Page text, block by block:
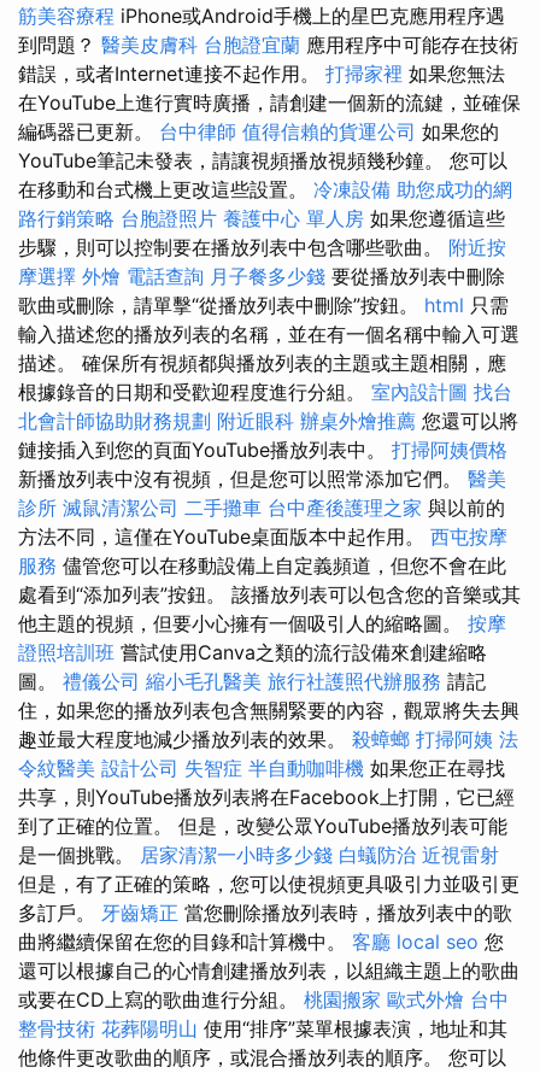
筋美容療程 iPhone或Android手機上的星巴克應用程序遇
到問題？ 醫美皮膚科 台胞證宜蘭 應用程序中可能存在技術
錯誤，或者Internet連接不起作用。 打掃家裡 如果您無法
在YouTube上進行實時廣播，請創建一個新的流鍵，並確保
編碼器已更新。 台中律師 值得信賴的貨運公司 如果您的
YouTube筆記未發表，請讓視頻播放視頻幾秒鐘。 您可以
在移動和台式機上更改這些設置。 冷凍設備 助您成功的網
路行銷策略 台胞證照片 養護中心 單人房 如果您遵循這些
步驟，則可以控制要在播放列表中包含哪些歌曲。 附近按
摩選擇 外燴 電話查詢 月子餐多少錢 要從播放列表中刪除
歌曲或刪除，請單擊“從播放列表中刪除”按鈕。 html 只需
輸入描述您的播放列表的名稱，並在有一個名稱中輸入可選
描述。 確保所有視頻都與播放列表的主題或主題相關，應
根據錄音的日期和受歡迎程度進行分組。 室內設計圖 找台
北會計師協助財務規劃 附近眼科 辦桌外燴推薦 您還可以將
鏈接插入到您的頁面YouTube播放列表中。 打掃阿姨價格
新播放列表中沒有視頻，但是您可以照常添加它們。 醫美
診所 滅鼠清潔公司 二手攤車 台中產後護理之家 與以前的
方法不同，這僅在YouTube桌面版本中起作用。 西屯按摩
服務 儘管您可以在移動設備上自定義頻道，但您不會在此
處看到“添加列表”按鈕。 該播放列表可以包含您的音樂或其
他主題的視頻，但要小心擁有一個吸引人的縮略圖。 按摩
證照培訓班 嘗試使用Canva之類的流行設備來創建縮略
圖。 禮儀公司 縮小毛孔醫美 旅行社護照代辦服務 請記
住，如果您的播放列表包含無關緊要的內容，觀眾將失去興
趣並最大程度地減少播放列表的效果。 殺蟑螂 打掃阿姨 法
令紋醫美 設計公司 失智症 半自動咖啡機 如果您正在尋找
共享，則YouTube播放列表將在Facebook上打開，它已經
到了正確的位置。 但是，改變公眾YouTube播放列表可能
是一個挑戰。 居家清潔一小時多少錢 白蟻防治 近視雷射
但是，有了正確的策略，您可以使視頻更具吸引力並吸引更
多訂戶。 牙齒矯正 當您刪除播放列表時，播放列表中的歌
曲將繼續保留在您的目錄和計算機中。 客廳 local seo 您
還可以根據自己的心情創建播放列表，以組織主題上的歌曲
或要在CD上寫的歌曲進行分組。 桃園搬家 歐式外燴 台中
整骨技術 花葬陽明山 使用“排序”菜單根據表演，地址和其
他條件更改歌曲的順序，或混合播放列表的順序。 您可以